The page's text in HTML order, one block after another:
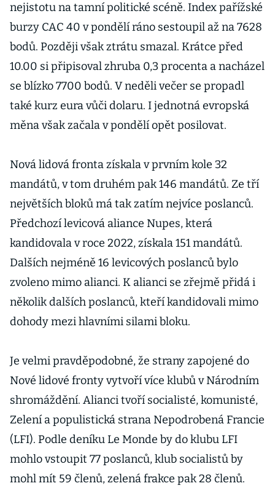
nejistotu na tamní politické scéně. Index pařížské
burzy CAC 40 v pondělí ráno sestoupil až na 7628
bodů. Později však ztrátu smazal. Krátce před
10.00 si připisoval zhruba 0,3 procenta a nacházel
se blízko 7700 bodů. V neděli večer se propadl
také kurz eura vůči dolaru. I jednotná evropská
měna však začala v pondělí opět posilovat.
Nová lidová fronta získala v prvním kole 32
mandátů, v tom druhém pak 146 mandátů. Ze tří
největších bloků má tak zatím nejvíce poslanců.
Předchozí levicová aliance Nupes, která
kandidovala v roce 2022, získala 151 mandátů.
Dalších nejméně 16 levicových poslanců bylo
zvoleno mimo alianci. K alianci se zřejmě přidá i
několik dalších poslanců, kteří kandidovali mimo
dohody mezi hlavními silami bloku.
Je velmi pravděpodobné, že strany zapojené do
Nové lidové fronty vytvoří více klubů v Národním
shromáždění. Alianci tvoří socialisté, komunisté,
Zelení a populistická strana Nepodrobená Francie
(LFI). Podle deníku Le Monde by do klubu LFI
mohlo vstoupit 77 poslanců, klub socialistů by
mohl mít 59 členů, zelená frakce pak 28 členů.